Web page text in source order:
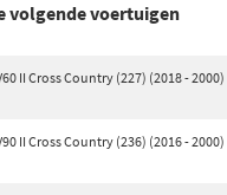
volgende voertuigen
II Cross Country (227) (2018 - 2000)
II Cross Country (236) (2016 - 2000)